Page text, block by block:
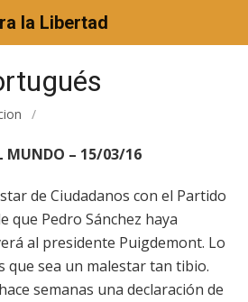
la Libertad
/
MUNDO – 15/03/16
de Ciudadanos con el Partido
que Pedro Sánchez haya
al presidente Puigdemont. Lo
que sea un malestar tan tibio.
semanas una declaración de